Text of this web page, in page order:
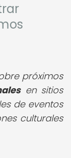
próximos
en sitios
de eventos
culturales